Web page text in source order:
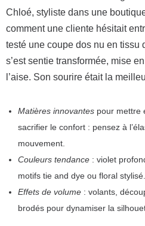
Chloé, styliste dans une
comment une cliente hésitait
testé une coupe dos nu en tissu
s’est sentie transformée, mise
l’aise. Son sourire était la
Matières innovantes pour mettre
sacrifier le confort : pensez à
mouvement.
Couleurs tendance : violet
motifs tie and dye ou floral stylisé.
Effets de volume : volants,
brodés pour dynamiser la